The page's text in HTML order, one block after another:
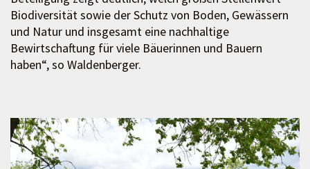
Biodiversität sowie der Schutz von Boden, Gewässern
und Natur und insgesamt eine nachhaltige
Bewirtschaftung für viele Bäuerinnen und Bauern
haben“, so Waldenberger.